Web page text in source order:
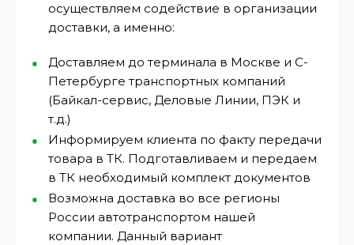
осуществляем содействие в организации
доставки, а именно:
Доставляем до терминала в Москве и С-
Петербурге транспортных компаний
(Байкал-сервис, Деловые Линии, ПЭК и
т.д.)
Информируем клиента по факту передачи
товара в ТК. Подготавливаем и передаем
в ТК необходимый комплект документов
Возможна доставка во все регионы
России автотранспортом нашей
компании. Данный вариант